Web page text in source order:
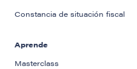
Constancia de situación fiscal
Aprende
Masterclass